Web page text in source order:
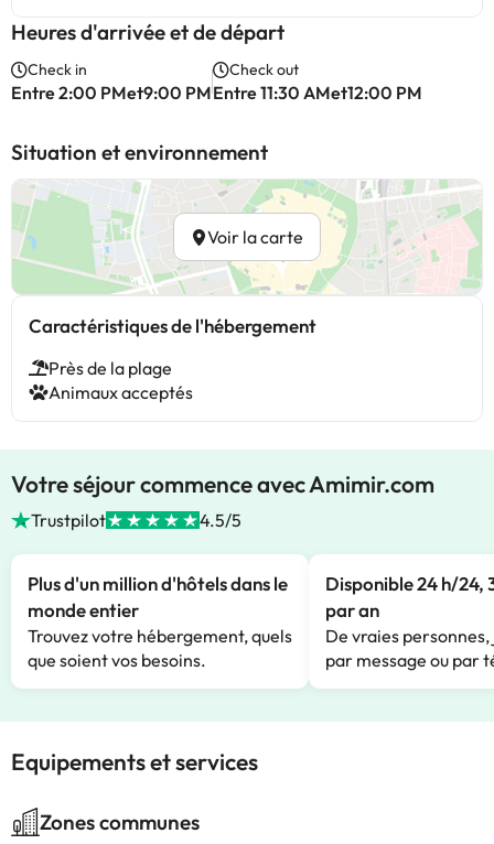
Heures d'arrivée et de départ
Check in
Entre 2:00 PMet9:00 PM
Check out
Entre 11:30 AMet12:00 PM
Situation et environnement
Voir la carte
Caractéristiques de l'hébergement
Près de la plage
Animaux acceptés
Votre séjour commence avec Amimir.com
Trustpilot 4.5/5
Plus d'un million d'hôtels dans le
monde entier
Trouvez votre hébergement, quels
que soient vos besoins.
Disponible 24 h/24,
par an
De vraies
par message ou par
Equipements et services
Zones communes